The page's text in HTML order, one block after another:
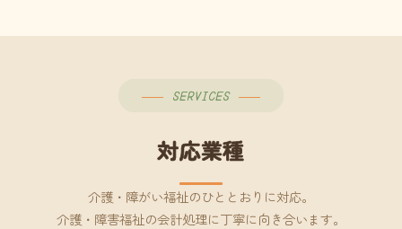
SERVICES
対応業種
介護・障がい福祉のひととおりに対応。
介護・障害福祉の会計処理に丁寧に向き合います。